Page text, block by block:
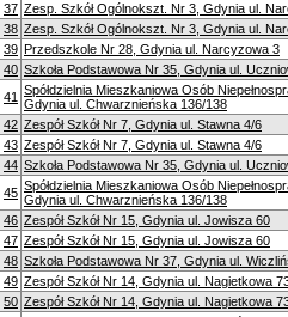
37 Zesp. Szkół Ogólnokszt. Nr 3, Gdynia ul.
38 Zesp. Szkół Ogólnokszt. Nr 3, Gdynia ul.
39 Przedszkole Nr 28, Gdynia ul. Narcyzowa 3
40 Szkoła Podstawowa Nr 35, Gdynia ul.
41 Spółdzielnia Mieszkaniowa Osób
Gdynia ul. Chwarznieńska 136/138
42 Zespół Szkół Nr 7, Gdynia ul. Stawna 4/6
43 Zespół Szkół Nr 7, Gdynia ul. Stawna 4/6
44 Szkoła Podstawowa Nr 35, Gdynia ul.
45 Spółdzielnia Mieszkaniowa Osób
Gdynia ul. Chwarznieńska 136/138
46 Zespół Szkół Nr 15, Gdynia ul. Jowisza 60
47 Zespół Szkół Nr 15, Gdynia ul. Jowisza 60
48 Szkoła Podstawowa Nr 37, Gdynia ul.
49 Zespół Szkół Nr 14, Gdynia ul. Nagietkowa
50 Zespół Szkół Nr 14, Gdynia ul. Nagietkowa